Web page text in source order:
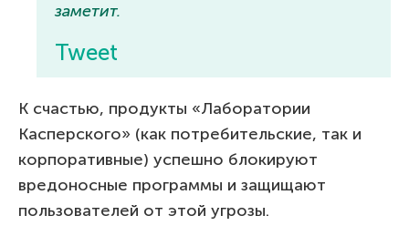
заметит.
Tweet
К счастью, продукты «Лаборатории
Касперского» (как потребительские, так и
корпоративные) успешно блокируют
вредоносные программы и защищают
пользователей от этой угрозы.